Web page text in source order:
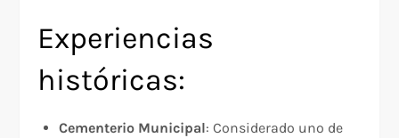
Experiencias
históricas:
Cementerio Municipal: Considerado uno de